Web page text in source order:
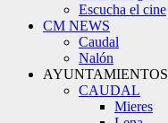
Escucha el cine
CM NEWS
Caudal
Nalón
AYUNTAMIENTOS
CAUDAL
Mieres